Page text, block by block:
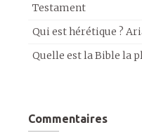
Testament
Qui est hérétique ?
Quelle est la Bible la
Commentaires